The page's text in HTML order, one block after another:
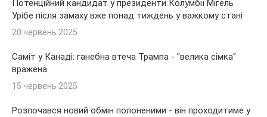
Потенційний кандидат у президенти Колумбії Мігель
Урібе після замаху вже понад тиждень у важкому стані
20 червень 2025
Саміт у Канаді: ганебна втеча Трампа - "велика сімка"
вражена
15 червень 2025
Розпочався новий обмін полоненими - він проходитиме у